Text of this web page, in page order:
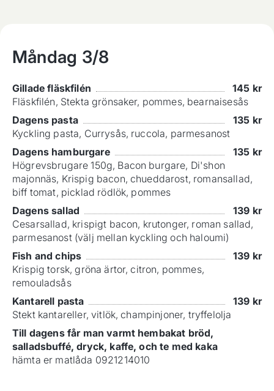
Måndag 3/8
Gillade fläskfilén 145 kr
Fläskfilén, Stekta grönsaker, pommes, bearnaisesås
Dagens pasta
135 kr
Kyckling pasta, Currysås, ruccola, parmesanost
Dagens hamburgare
135 kr
Högrevsbrugare 150g, Bacon burgare, Di'shon
majonnäs, Krispig bacon, chueddarost, romansallad,
biff tomat, picklad rödlök, pommes
Dagens sallad
139 kr
Cesarsallad, krispigt bacon, krutonger, roman sallad,
parmesanost (välj mellan kyckling och haloumi)
Fish and chips
139 kr
Krispig torsk, gröna ärtor, citron, pommes,
remouladsås
Kantarell pasta
139 kr
Stekt kantareller, vitlök, champinjoner, tryffelolja
Till dagens får man varmt hembakat bröd,
salladsbuffé, dryck, kaffe, och te med kaka
hämta er matlåda 0921214010